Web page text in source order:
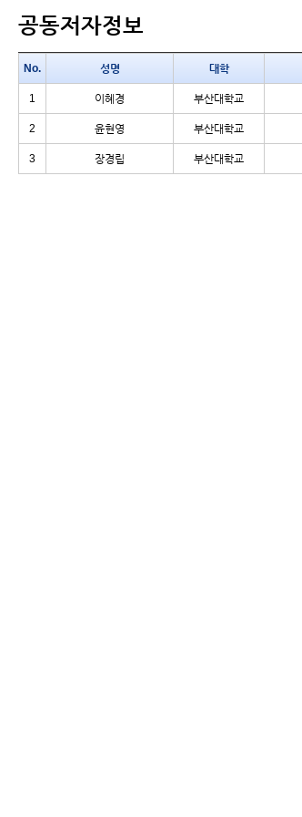
공동저자정보
No. 성명 대학
1 이혜경 부산대학교
2 윤현영 부산대학교
3 장경립 부산대학교